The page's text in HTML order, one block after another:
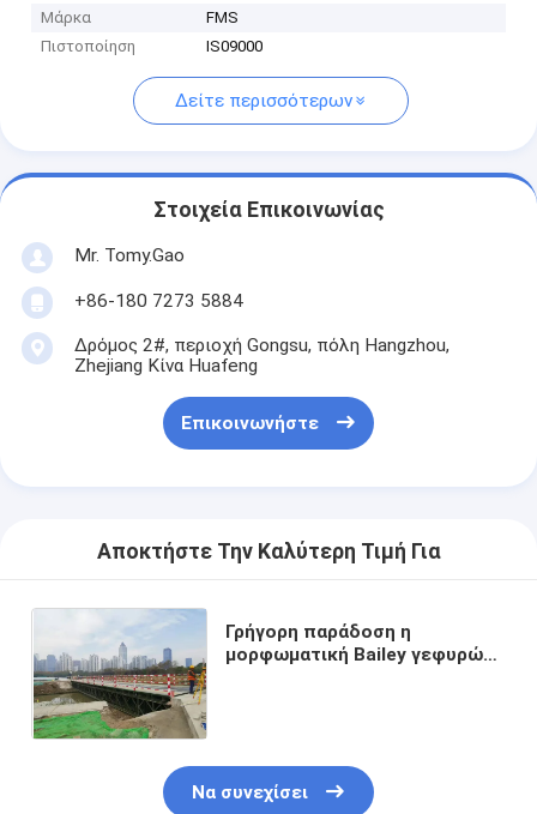
Μάρκα
FMS
Πιστοποίηση
IS09000
Δείτε περισσότερων
Στοιχεία Επικοινωνίας
Mr. Tomy.Gao
+86-180 7273 5884
Δρόμος 2#, περιοχή Gongsu, πόλη Hangzhou,
Zhejiang Κίνα Huafeng
Επικοινωνήστε
Αποκτήστε Την Καλύτερη Τιμή Για
Γρήγορη παράδοση η
μορφωματική Bailey γεφυρών
Να συνεχίσει